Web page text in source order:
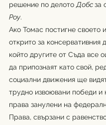
решение по делото Добс за
Роу.
Ако Томас постигне своето
открито за консервативния
който другите от Съда все
да припознаят като свой,
социални движения ще
трудно извоювани победи и
права занулени на
Права, свързани с